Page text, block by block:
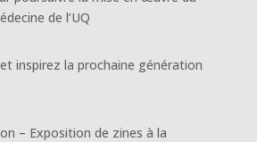
de l’UQ
inspirez la prochaine génération
– Exposition de zines à la